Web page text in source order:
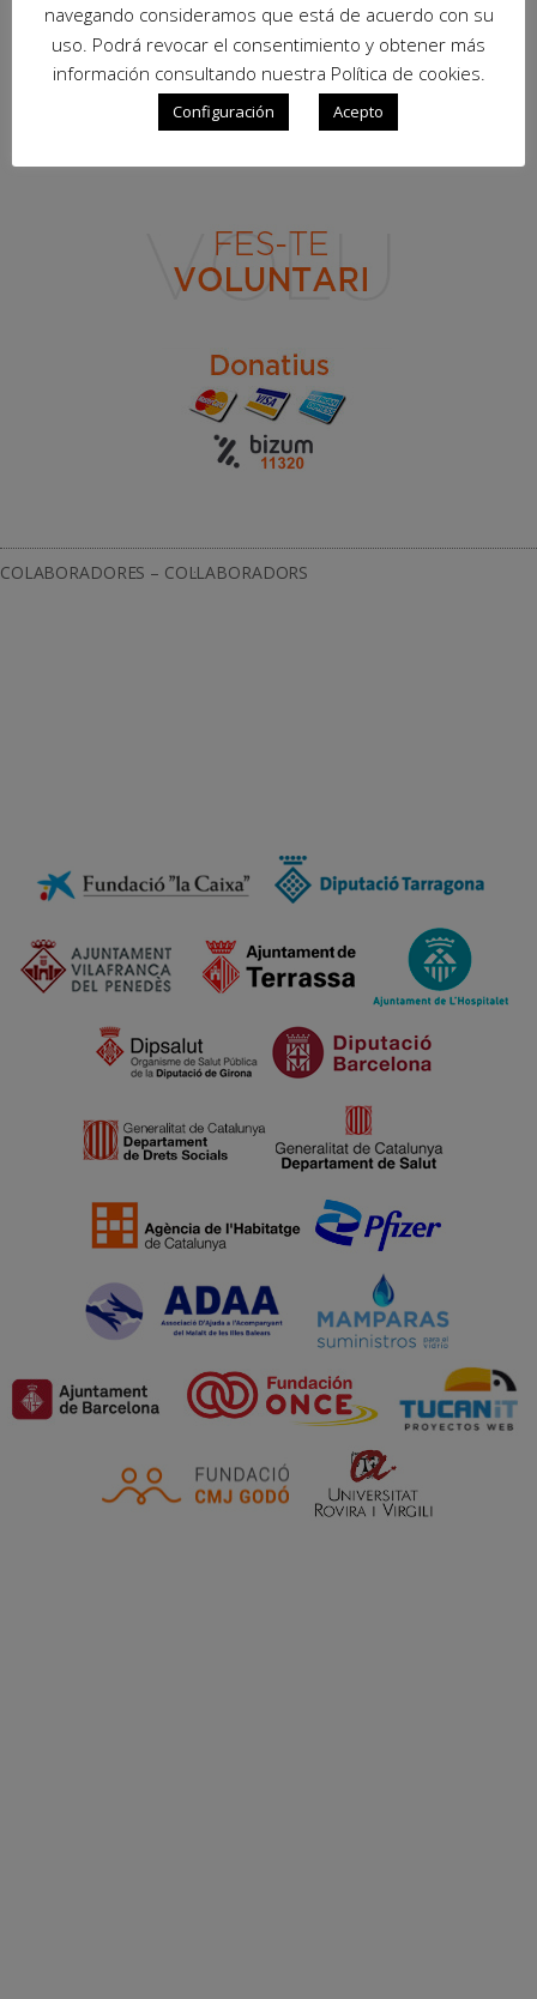
COLABORADORES – COL·LABORADORS
navegando consideramos que está de acuerdo con su
uso. Podrá revocar el consentimiento y obtener más
información consultando nuestra Política de cookies.
Configuración Acepto